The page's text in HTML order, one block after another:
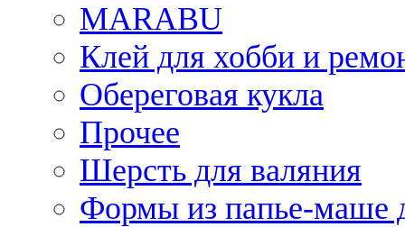
MARABU
Клей для хобби и
Обереговая кукла
Прочее
Шерсть для валяния
Формы из папье-маше